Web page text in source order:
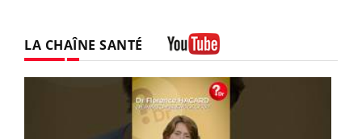
LA CHAÎNE SANTÉ